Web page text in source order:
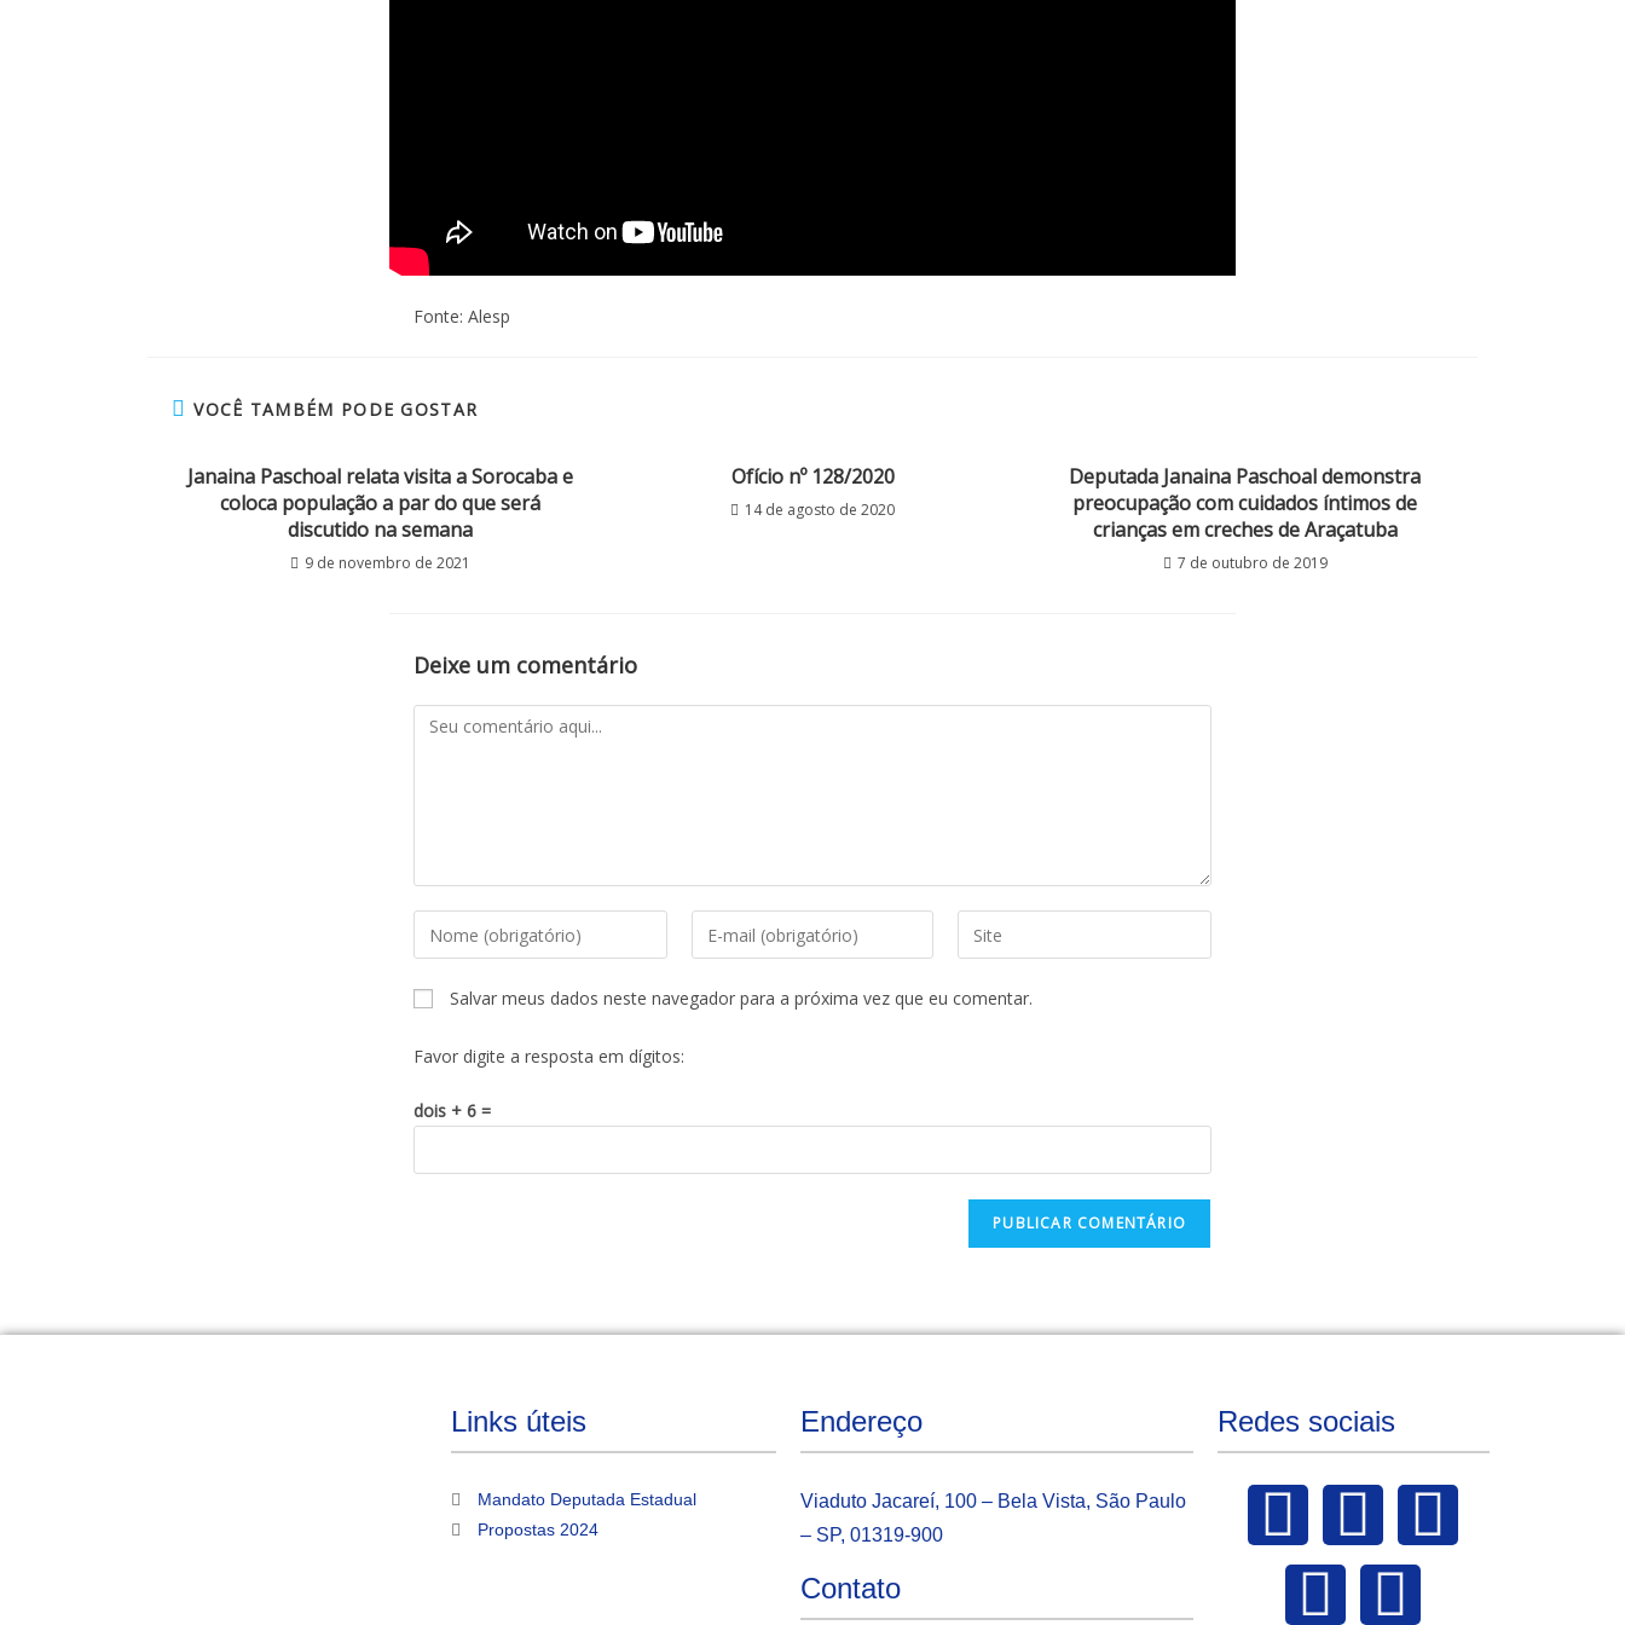
Fonte: Alesp
VOCÊ TAMBÉM PODE GOSTAR
Janaina Paschoal relata visita a Sorocaba e
coloca população a par do que será
discutido na semana
9 de novembro de 2021
Ofício nº 128/2020
14 de agosto de 2020
Deputada Janaina Paschoal demonstra
preocupação com cuidados íntimos de
crianças em creches de Araçatuba
7 de outubro de 2019
Deixe um comentário
Salvar meus dados neste navegador para a próxima vez que eu comentar.
Favor digite a resposta em dígitos:
dois + 6 =
Links úteis
Mandato Deputada Estadual
Propostas 2024
Endereço
Viaduto Jacareí, 100 – Bela Vista, São Paulo
– SP, 01319-900
Contato
Redes sociais